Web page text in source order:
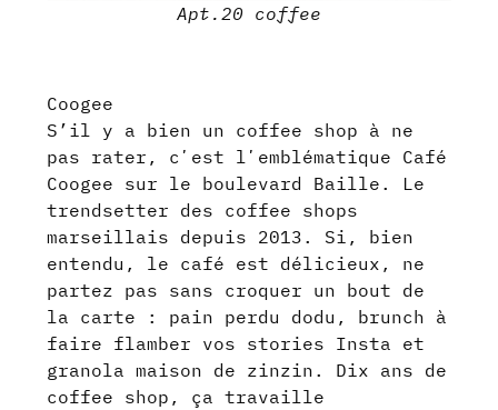
Apt.20 coffee
Coogee
S’il y a bien un coffee shop à ne
pas rater, cʼest lʼemblématique Café
Coogee sur le boulevard Baille. Le
trendsetter des coffee shops
marseillais depuis 2013. Si, bien
entendu, le café est délicieux, ne
partez pas sans croquer un bout de
la carte : pain perdu dodu, brunch à
faire flamber vos stories Insta et
granola maison de zinzin. Dix ans de
coffee shop, ça travaille